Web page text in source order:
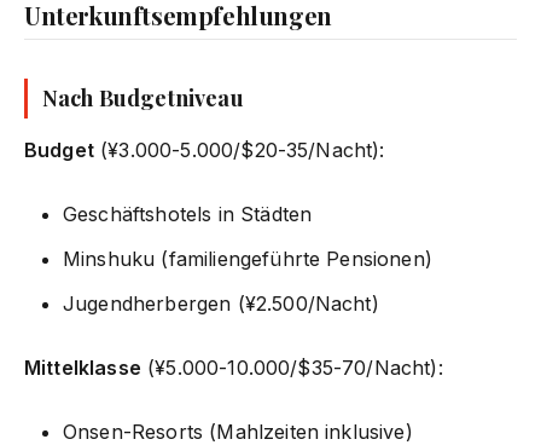
Unterkunftsempfehlungen
Nach Budgetniveau
Budget(¥3.000-5.000/$20-35/Nacht):
Geschäftshotels in Städten
Minshuku (familiengeführte Pensionen)
Jugendherbergen (¥2.500/Nacht)
Mittelklasse (¥5.000-10.000/$35-70/Nacht):
Onsen-Resorts (Mahlzeiten inklusive)